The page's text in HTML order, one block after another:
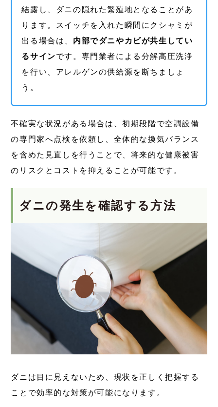
結露し、ダニの隠れた繁殖地となることがあ
ります。スイッチを入れた瞬間にクシャミが
出る場合は、 内部でダニやカビが共生してい
るサインです。専門業者による分解高圧洗浄
を行い、アレルゲンの供給源を断ちましょ
う。
不確実な状況がある場合は、初期段階で空調設備
の専門家へ点検を依頼し、全体的な換気バランス
を含めた見直しを行うことで、将来的な健康被害
のリスクとコストを抑えることが可能です。
ダニの発生を確認する方法
ダニは目に見えないため、現状を正しく把握する
ことで効率的な対策が可能になります。